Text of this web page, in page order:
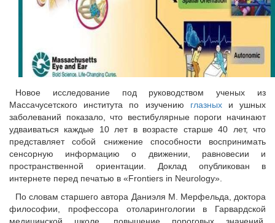
Новое исследование под руководством ученых из
Массачусетского института по изучению глазныхи ушных
заболеваний показало, что вестибулярные пороги начинают
удваиваться каждые 10 лет в возрасте старше 40 лет, что
представляет собой снижение способности воспринимать
сенсорную информацию о движении, равновесии и
пространственной ориентации. Доклад опубликован в
интернете перед печатью в «Frontiers in Neurology».
По словам старшего автора Даниэля М. Мерфельда, доктора
философии, профессора отоларингологии в Гарвардской